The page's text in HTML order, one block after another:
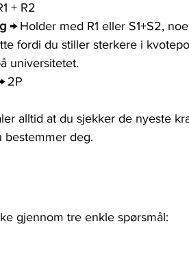
+ R2
→ Holder med R1 eller S1+S2,
fordi du stiller sterkere i
universitetet.
2P
alltid at du sjekker de nyeste
bestemmer deg.
gjennom tre enkle spørsmål: